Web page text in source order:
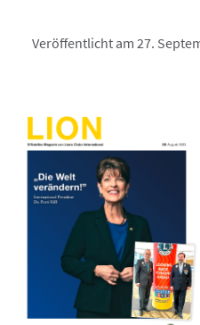
Veröffentlicht am 27.